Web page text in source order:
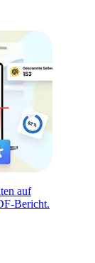
auf
Bericht.